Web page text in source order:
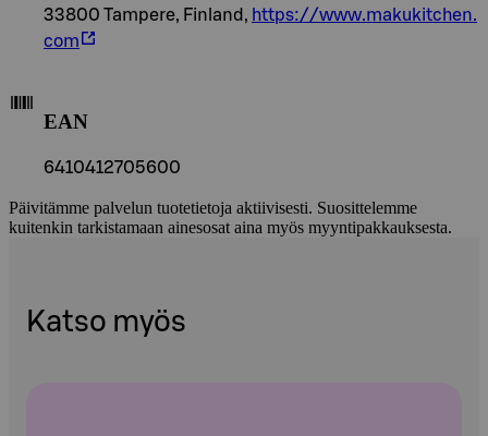
33800 Tampere, Finland, https://www.makukitchen.
com
EAN
6410412705600
Päivitämme palvelun tuotetietoja aktiivisesti. Suosittelemme
kuitenkin tarkistamaan ainesosat aina myös myyntipakkauksesta.
Katso myös